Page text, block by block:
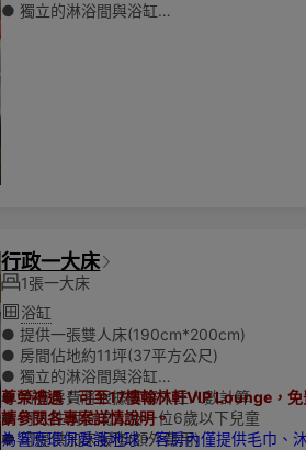
● 獨立的淋浴間與浴缸
行政一大床
1張一大床
浴缸
● 提供一張雙人床(190cm*200cm)
● 房間佔地約11坪(37平方公尺)
● 獨立的淋浴間與浴缸
● 所有房費將根據實際入住人數計算
● 可入住兩位成人及一位6歲以下兒童
● 可提供加床服務(額外費用)
尊榮禮遇：可至17樓翰林軒VIP Lounge，
請參閱各專案詳情說明。
為響應環保愛護地球，客房內僅提供毛巾、